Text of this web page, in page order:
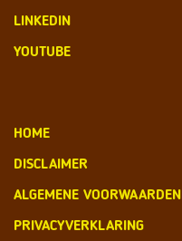
LINKEDIN
YOUTUBE
HOME
DISCLAIMER
ALGEMENE VOORWAARDEN
PRIVACYVERKLARING